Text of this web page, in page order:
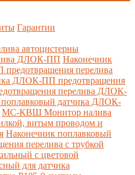
Гарантии
автоцистерны
ДЛОК-ПП Наконечник
перелива
ДЛОК-ПП предотвращения
перелива ДЛОК-
датчика ДЛОК-
МС-КВШ Монитор налива
витым проводом и
Наконечник поплавковый
перелива с трубкой
с цветовой
для датчика